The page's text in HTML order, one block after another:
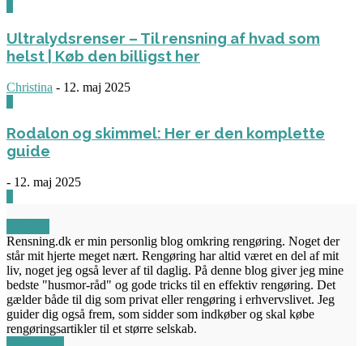
Ultralydsrenser – Til rensning af hvad som
helst | Køb den billigst her
Christina - 12. maj 2025
Rodalon og skimmel: Her er den komplette
guide
- 12. maj 2025
Rensning.dk er min personlig blog omkring rengøring. Noget der
står mit hjerte meget nært. Rengøring har altid været en del af mit
liv, noget jeg også lever af til daglig. På denne blog giver jeg mine
bedste "husmor-råd" og gode tricks til en effektiv rengøring. Det
gælder både til dig som privat eller rengøring i erhvervslivet. Jeg
guider dig også frem, som sidder som indkøber og skal købe
rengøringsartikler til et større selskab.